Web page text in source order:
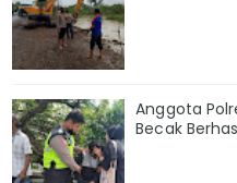
Anggota
Becak